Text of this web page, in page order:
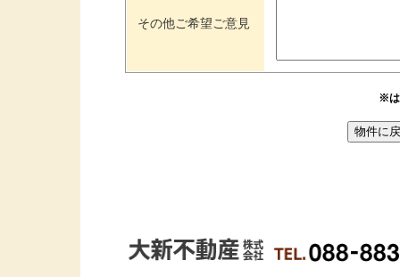
その他ご希望ご意見
※は